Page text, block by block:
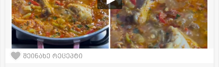
შეინახე რეცეპტი